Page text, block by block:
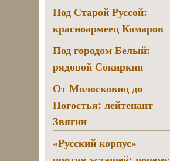
Под Старой Руссой:
красноармеец Комаров
Под городом Белый:
рядовой Сокиркин
От Молосковиц до
Погостья: лейтенант
Звягин
«Русский корпус»